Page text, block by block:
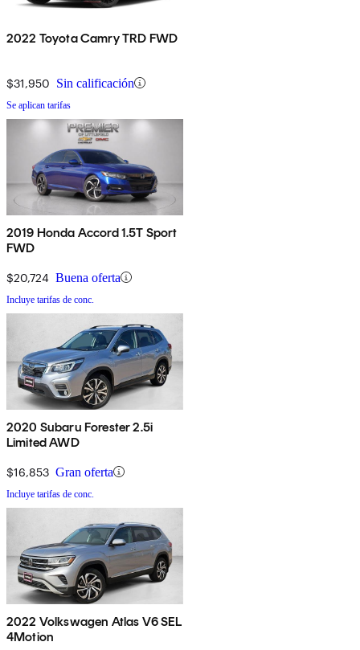
2022 Toyota Camry TRD FWD
$31,950 Sin calificación
Se aplican tarifas
2019 Honda Accord 1.5T Sport
FWD
$20,724 Buena oferta
Incluye tarifas de conc.
2020 Subaru Forester 2.5i
Limited AWD
$16,853 Gran oferta
Incluye tarifas de conc.
2022 Volkswagen Atlas V6 SEL
4Motion